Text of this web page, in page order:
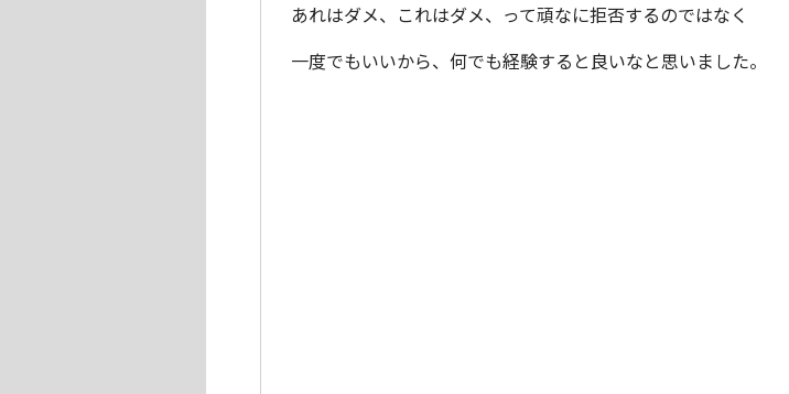
あれはダメ、これはダメ、って頑なに拒否するのではなく
一度でもいいから、何でも経験すると良いなと思いました。